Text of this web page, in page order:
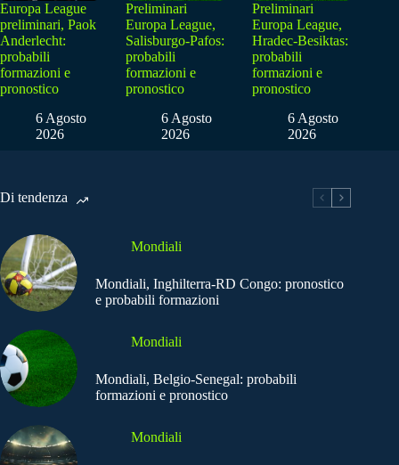
Europa League
preliminari, Paok
Anderlecht:
probabili
formazioni e
pronostico
6 Agosto
2026
Preliminari
Europa League,
Salisburgo-Pafos:
probabili
formazioni e
pronostico
6 Agosto
2026
Preliminari
Europa League,
Hradec-Besiktas:
probabili
formazioni e
pronostico
6 Agosto
2026
Di tendenza
Mondiali
Mondiali, Inghilterra-RD Congo: pronostico
e probabili formazioni
Mondiali
Mondiali, Belgio-Senegal: probabili
formazioni e pronostico
Mondiali